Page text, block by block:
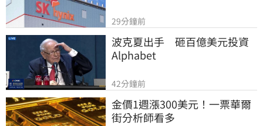
29分鐘前
波克夏出手　砸百億美元投資
Alphabet
42分鐘前
金價1週漲300美元！一票華爾
街分析師看多